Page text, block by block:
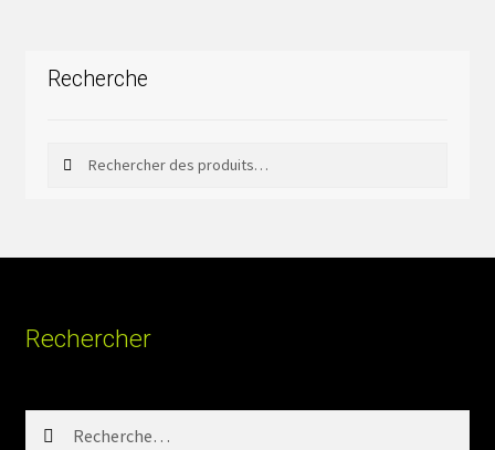
Recherche
Rechercher